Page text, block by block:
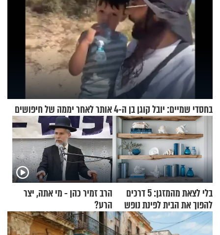
בחסדי שמיים: יובל קוגן בן ה-4 אותר לאחר יממה של חיפושים
בלי לצאת מהמזגן: 5 דרכים
להפוך את הבית לפינת נופש
מעוצבת
הרב זמיר כהן - מי אתה, יצר
הרע?